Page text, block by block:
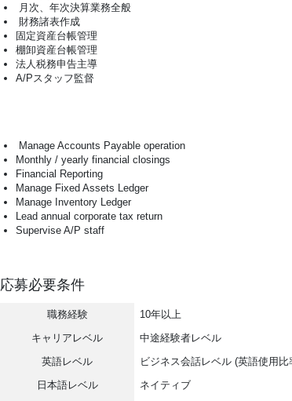
月次、年次決算業務全般
財務諸表作成
固定資産台帳管理
棚卸資産台帳管理
法人税務申告主導
A/Pスタッフ監督
Manage Accounts Payable operation
Monthly / yearly financial closings
Financial Reporting
Manage Fixed Assets Ledger
Manage Inventory Ledger
Lead annual corporate tax return
Supervise A/P staff
応募必要条件
職務経験
10年以上
キャリアレベル
中途経験者レベル
英語レベル
ビジネス会話レベル (英語使用
日本語レベル
ネイティブ